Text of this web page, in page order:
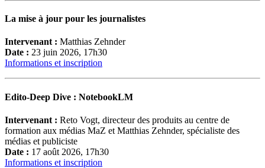
La mise à jour pour les journalistes
Intervenant : Matthias Zehnder
Date : 23 juin 2026, 17h30
Informations et inscription
Edito-Deep Dive : NotebookLM
Intervenant : Reto Vogt, directeur des produits au centre de
formation aux médias MaZ et Matthias Zehnder, spécialiste des
médias et publiciste
Date : 17 août 2026, 17h30
Informations et inscription